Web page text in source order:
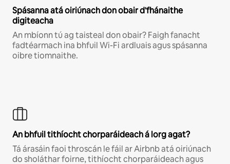
Spásanna atá oiriúnach don obair d'fhánaithe
digiteacha
An mbíonn tú ag taisteal don obair? Faigh fanacht
fadtéarmach ina bhfuil Wi-Fi ardluais agus spásanna
oibre tiomnaithe.
An bhfuil tithíocht chorparáideach á lorg agat?
Tá árasáin faoi throscán le fáil ar Airbnb atá oiriúnach
do sholáthar foirne, tithíocht chorparáideach agus